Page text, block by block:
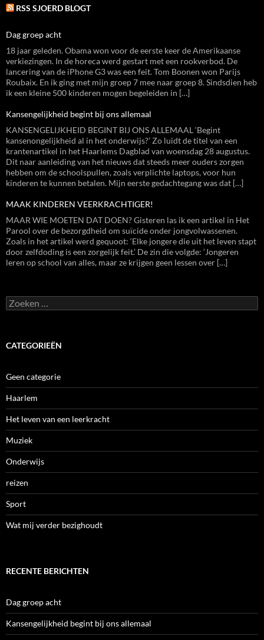
RSS SJOERD BLOGT
Dag groep acht
18 jaar geleden. Obama won voor de eerste keer de Amerikaanse
verkiezingen. In de horeca werd gestart met een rookverbod. De
lancering van de iPhone G3 was een feit. Tom Boonen won Parijs
Roubaix. En ik ging met mijn groep 7 mee naar groep 8. Sindsdien heb
ik een kleine 500 kinderen mogen begeleiden in […]
Kansengelijkheid begint bij ons allemaal
KANSENGELIJKHEID BEGINT BIJ ONS ALLEMAAL ‘Begint
kansenongelijkheid al in het onderwijs?’ Zo luidt de titel van een
krantenartikel in het Haarlems Dagblad van woensdag 28 augustus.
Dit naar aanleiding van het nieuws dat steeds meer ouders zorgen
hebben om de schoolspullen, zoals verplichte laptops, voor hun
kinderen te kunnen betalen. Mijn eerste gedachtegang was dat […]
MAAK KINDEREN VEERKRACHTIGER!
MAAR WIE MOETEN DAT DOEN? Gisteren las ik een artikel in Het
Parool over de bezorgdheid om suïcide onder jongvolwassenen.
Zoals in het artikel werd gequoot: ‘Elke jongere die uit het leven stapt
door zelfdoding is een zorgelijk feit.’ De zin die volgde: ‘Jongeren
leren op school van alles, maar ze krijgen geen lessen over […]
Zoeken
naar:
CATEGORIEËN
Geen categorie
Haarlem
Het leven van een leerkracht
Muziek
Onderwijs
reizen
Sport
Wat mij verder bezighoudt
RECENTE BERICHTEN
Dag groep acht
Kansengelijkheid begint bij ons allemaal